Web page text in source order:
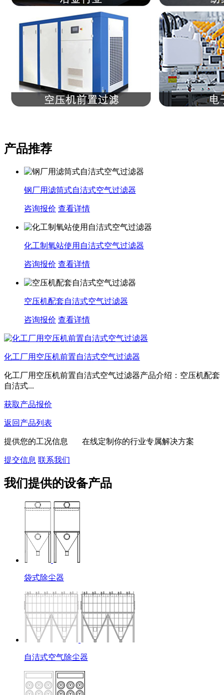
产品推荐
钢厂用滤筒式自洁式空气过滤器
咨询报价 查看详情
化工制氧站使用自洁式空气过滤器
咨询报价 查看详情
空压机配套自洁式空气过滤器
咨询报价 查看详情
化工厂用空压机前置自洁式空气过滤器
化工厂用空压机前置自洁式空气过滤器产品介绍：空压机配套
自洁式...
获取产品报价
返回产品列表
提供您的工况信息 在线定制你的行业专属解决方案
提交信息 联系我们
我们提供的设备产品
袋式除尘器
自洁式空气除尘器